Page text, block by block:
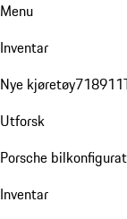
Menu
Inventar
Nye kjøretøy718911
Utforsk
Porsche
Inventar